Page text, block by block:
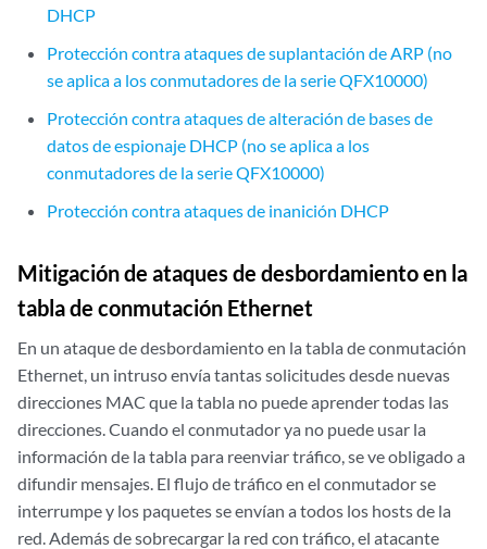
DHCP
Protección contra ataques de suplantación de ARP (no
se aplica a los conmutadores de la serie QFX10000)
Protección contra ataques de alteración de bases de
datos de espionaje DHCP (no se aplica a los
conmutadores de la serie QFX10000)
Protección contra ataques de inanición DHCP
Mitigación de ataques de desbordamiento en la
tabla de conmutación Ethernet
En un ataque de desbordamiento en la tabla de conmutación
Ethernet, un intruso envía tantas solicitudes desde nuevas
direcciones MAC que la tabla no puede aprender todas las
direcciones. Cuando el conmutador ya no puede usar la
información de la tabla para reenviar tráfico, se ve obligado a
difundir mensajes. El flujo de tráfico en el conmutador se
interrumpe y los paquetes se envían a todos los hosts de la
red. Además de sobrecargar la red con tráfico, el atacante